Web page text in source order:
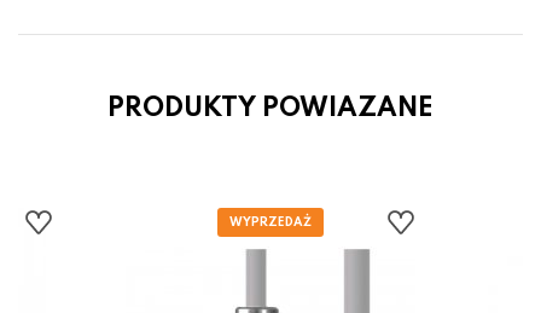
PRODUKTY POWIAZANE